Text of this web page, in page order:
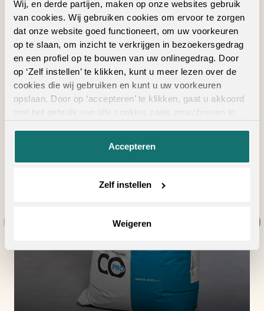
Wij, en derde partijen, maken op onze websites gebruik
van cookies. Wij gebruiken cookies om ervoor te zorgen
dat onze website goed functioneert, om uw voorkeuren
op te slaan, om inzicht te verkrijgen in bezoekersgedrag
en een profiel op te bouwen van uw onlinegedrag. Door
op ‘Zelf instellen’ te klikken, kunt u meer lezen over de
cookies die wij gebruiken en kunt u uw voorkeuren
opslaan. Door op ‘accepteren’ te klikken, gaat u akkoord
met het gebruik van alle cookies zoals omschreven in
Accepteren
Zelf instellen
Weigeren
Geschikte
vloertoebehoren